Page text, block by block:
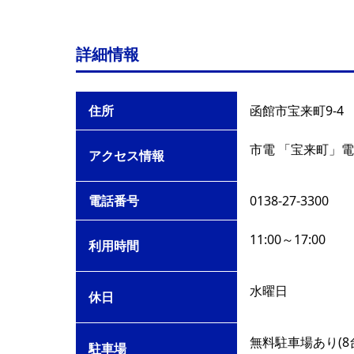
詳細情報
住所 函館市宝来町9-4
アクセス情報 市電 「宝来町」
電話番号 0138-27-3300
利用時間 11:00～17:00
休日 水曜日
駐車場 無料駐車場あり